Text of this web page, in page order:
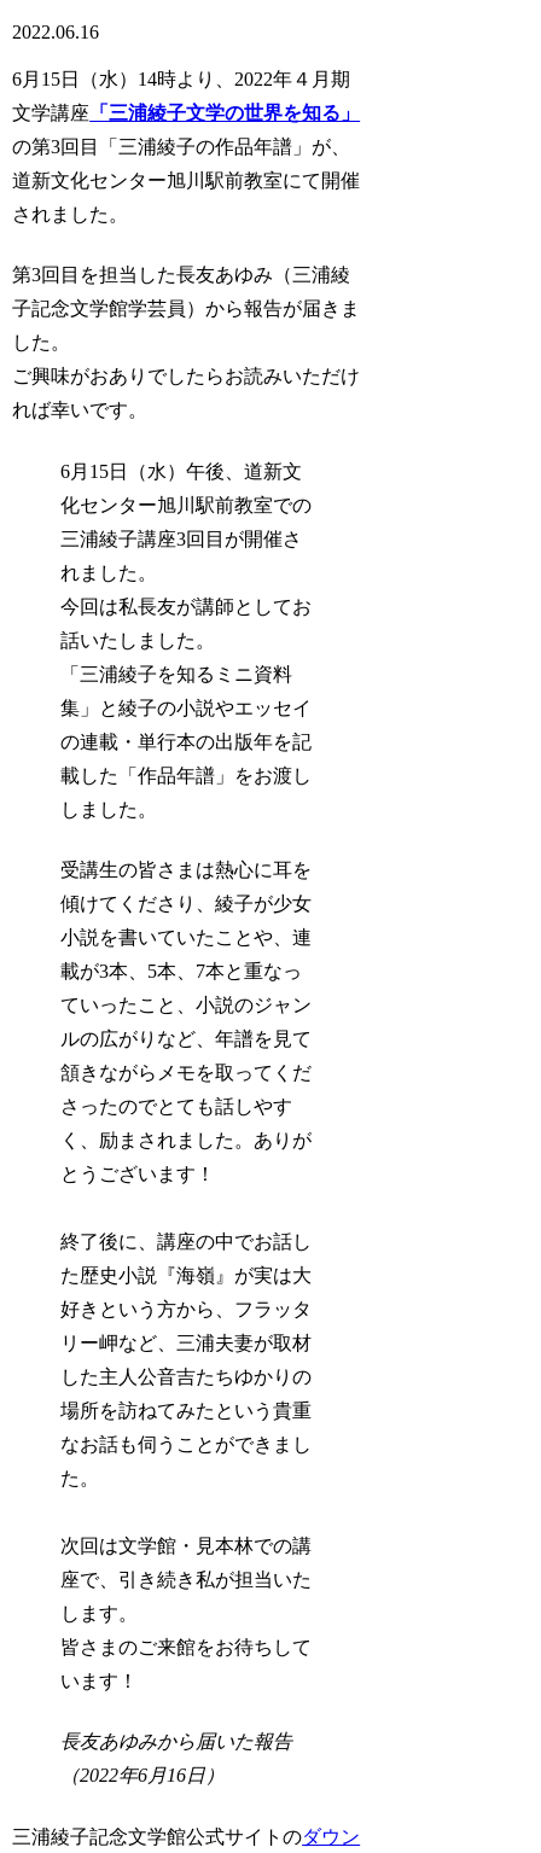
2022.06.16
6月15日（水）14時より、2022年４月期
文学講座 「三浦綾子文学の世界を知る」
の第3回目「三浦綾子の作品年譜」が、
道新文化センター旭川駅前教室にて開催
されました。
第3回目を担当した長友あゆみ（三浦綾
子記念文学館学芸員）から報告が届きま
した。
ご興味がおありでしたらお読みいただけ
れば幸いです。
6月15日（水）午後、道新文
化センター旭川駅前教室での
三浦綾子講座3回目が開催さ
れました。
今回は私長友が講師としてお
話いたしました。
「三浦綾子を知るミニ資料
集」と綾子の小説やエッセイ
の連載・単行本の出版年を記
載した「作品年譜」をお渡し
しました。
受講生の皆さまは熱心に耳を
傾けてくださり、綾子が少女
小説を書いていたことや、連
載が3本、5本、7本と重なっ
ていったこと、小説のジャン
ルの広がりなど、年譜を見て
頷きながらメモを取ってくだ
さったのでとても話しやす
く、励まされました。ありが
とうございます！
終了後に、講座の中でお話し
た歴史小説『海嶺』が実は大
好きという方から、フラッタ
リー岬など、三浦夫妻が取材
した主人公音吉たちゆかりの
場所を訪ねてみたという貴重
なお話も伺うことができまし
た。
次回は文学館・見本林での講
座で、引き続き私が担当いた
します。
皆さまのご来館をお待ちして
います！
長友あゆみから届いた報告
（2022年6月16日）
三浦綾子記念文学館公式サイトのダウン